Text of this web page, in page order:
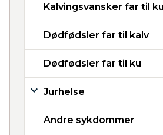
Kalvingsvansker far til ku
Dødfødsler far til kalv
Dødfødsler far til ku
Jurhelse
Andre sykdommer